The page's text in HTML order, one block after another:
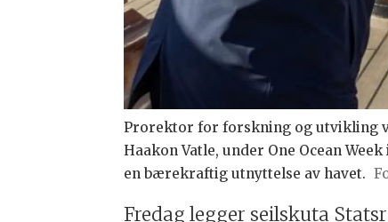
Prorektor for forskning og utvikling
Haakon Vatle, under One Ocean
en bærekraftig utnyttelse av havet.
Fredag legger seilskuta